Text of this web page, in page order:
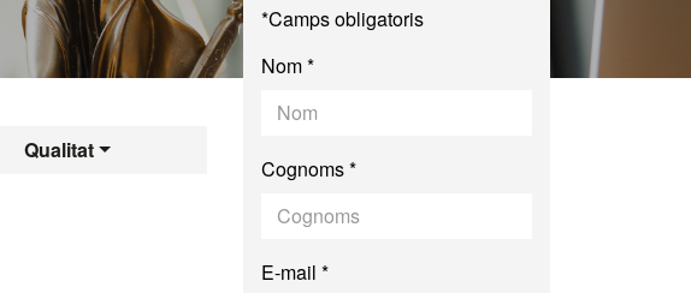
Qualitat i Forense
*Camps obligatoris
Nom *
Cognoms *
E-mail *